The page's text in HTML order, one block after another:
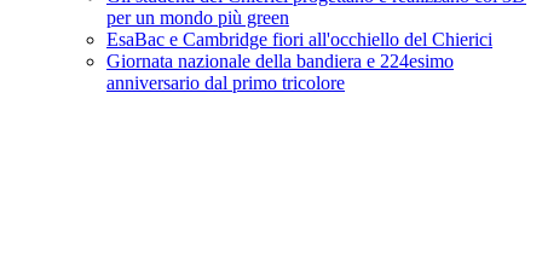
per un mondo più green
EsaBac e Cambridge fiori all'occhiello del Chierici
Giornata nazionale della bandiera e 224esimo
anniversario dal primo tricolore